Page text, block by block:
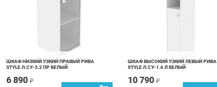
ШКАФ НИЗКИЙ УЗКИЙ ПРАВЫЙ РИВА
STYLE Л.СУ-3.2 ПР БЕЛЫЙ
6 890 ₽
ШКАФ ВЫСОКИЙ УЗКИЙ ЛЕВЫЙ РИВА
STYLE Л.СУ-1.6 Л БЕЛЫЙ
10 790 ₽